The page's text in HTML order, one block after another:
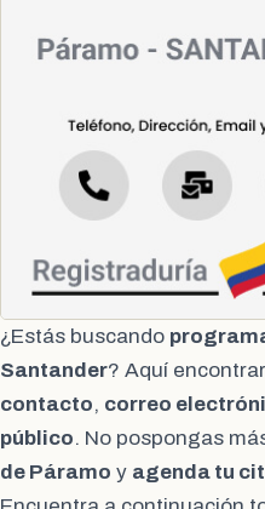
¿Estás buscando
Santander? Aquí
contacto, correo
público. No pospongas
de Páramo y agenda tu